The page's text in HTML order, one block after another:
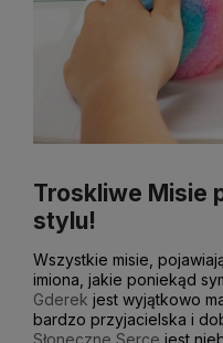
Troskliwe Misie
stylu!
Wszystkie misie,
imiona, jakie poniekąd
Gderek jest wyjątkowo
bardzo przyjacielska i